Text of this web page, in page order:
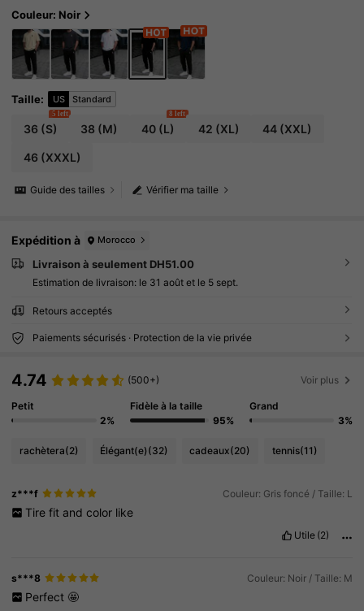
Couleur: Noir
Taille: US Standard
36 (S)
5 left
38 (M) 40(L)
8 left
42 (XL) 44 (XXL)
46 (XXXL)
Vérifier ma taille
Guide des tailles
Expédition à Morocco
Livraison à seulement DH51.00
Estimation de livraison: le 31 août et le 5 sept.
Retours acceptés
Paiements sécurisés · Protection de la vie privée
4.74 (500+) Voir plus
Petit
2%
Fidèle à la taille
95%
Grand
3%
rachètera(2) Élégant(e)(32) cadeaux(20) tennis(11)
z***f Couleur: Gris foncé / Taille: L
Tire fit and color like
Utile (2)
s***8 Couleur: Noir / Taille: M
Perfect 🤩